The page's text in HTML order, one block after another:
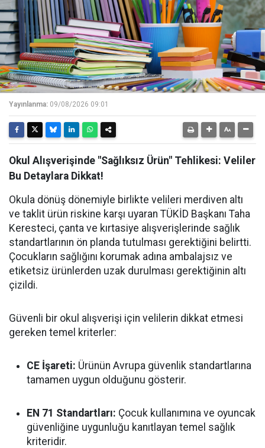
Yayınlanma: 09/08/2026 09:01
Okul Alışverişinde "Sağlıksız Ürün" Tehlikesi: Veliler
Bu Detaylara Dikkat!
Okula dönüş dönemiyle birlikte velileri merdiven altı
ve taklit ürün riskine karşı uyaran TÜKİD Başkanı Taha
Keresteci, çanta ve kırtasiye alışverişlerinde sağlık
standartlarının ön planda tutulması gerektiğini belirtti.
Çocukların sağlığını korumak adına ambalajsız ve
etiketsiz ürünlerden uzak durulması gerektiğinin altı
çizildi.
Güvenli bir okul alışverişi için velilerin dikkat etmesi
gereken temel kriterler:
CE İşareti: Ürünün Avrupa güvenlik standartlarına
tamamen uygun olduğunu gösterir.
EN 71 Standartları: Çocuk kullanımına ve oyuncak
güvenliğine uygunluğu kanıtlayan temel sağlık
kriteridir.